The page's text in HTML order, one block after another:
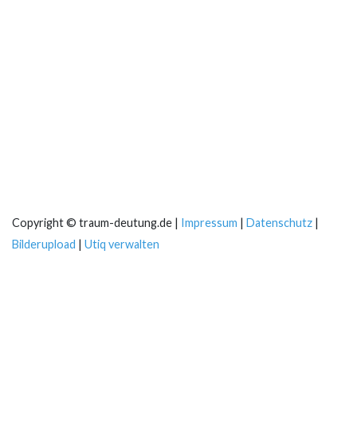
Copyright © traum-deutung.de | Impressum | Datenschutz |
Bilderupload | Utiq verwalten